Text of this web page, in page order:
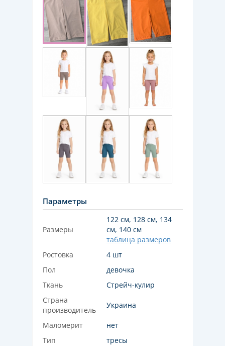
Параметры
Размеры
122 см, 128 см, 134
см, 140 см
таблица размеров
Ростовка
4 шт
Пол
девочка
Ткань
Стрейч-кулир
Страна
производитель
Украина
Маломерит
нет
Тип
тресы